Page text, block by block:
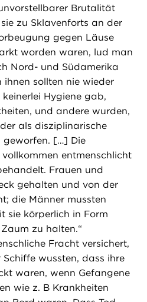
Brutalität
zu Sklavenforts an der
gegen Läuse
worden waren, lud man
Nord- und Südamerika
ihnen sollten nie wieder
Hygiene gab,
und andere wurden,
als disziplinarische
geworfen. […] Die
entmenschlicht
Frauen und
gehalten und von der
die Männer mussten
sie körperlich in Form
zu halten.“
Fracht versichert,
wussten, dass ihre
waren, wenn Gefangene
wie z. B Krankheiten